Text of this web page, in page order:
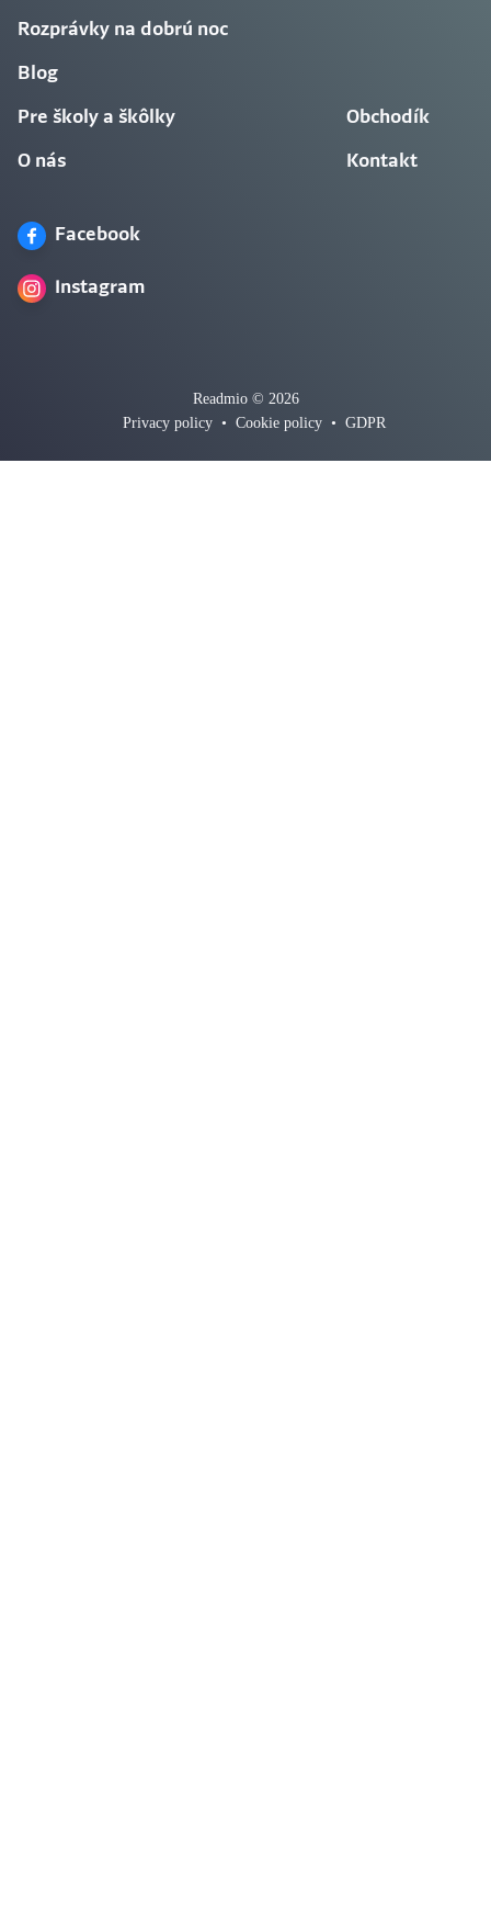
Rozprávky na dobrú noc
Blog
Pre školy a škôlky
O nás
Obchodík
Kontakt
Facebook
Instagram
Readmio © 2026
Privacy policy • Cookie policy • GDPR